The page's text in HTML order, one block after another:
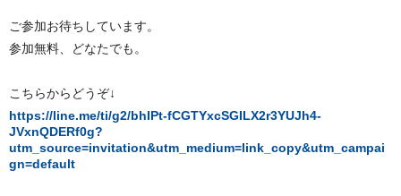
ご参加お待ちしています。
参加無料、どなたでも。
こちらからどうぞ↓
https://line.me/ti/g2/bhIPt-fCGTYxcSGILX2r3YUJh4-
JVxnQDERf0g?
utm_source=invitation&utm_medium=link_copy&utm_campai
gn=default